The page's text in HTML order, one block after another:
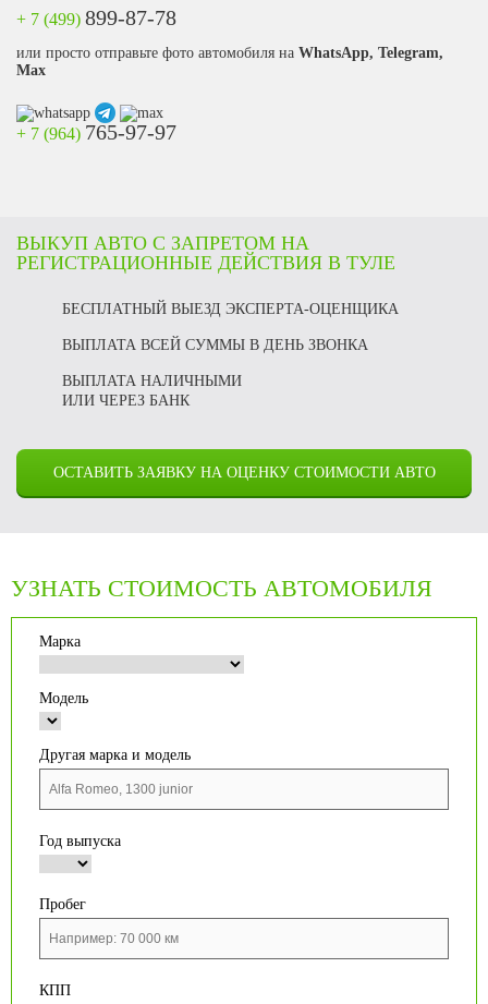
+ 7 (499) 899-87-78
или просто отправьте фото автомобиля на WhatsApp, Telegram,
Max
+ 7 (964) 765-97-97
ВЫКУП АВТО С ЗАПРЕТОМ НА
РЕГИСТРАЦИОННЫЕ ДЕЙСТВИЯ В ТУЛЕ
БЕСПЛАТНЫЙ ВЫЕЗД ЭКСПЕРТА-ОЦЕНЩИКА
ВЫПЛАТА ВСЕЙ СУММЫ В ДЕНЬ ЗВОНКА
ВЫПЛАТА НАЛИЧНЫМИ
ИЛИ ЧЕРЕЗ БАНК
ОСТАВИТЬ ЗАЯВКУ НА ОЦЕНКУ СТОИМОСТИ АВТО
УЗНАТЬ СТОИМОСТЬ АВТОМОБИЛЯ
Марка
Модель
Другая марка и модель
Год выпуска
Пробег
КПП